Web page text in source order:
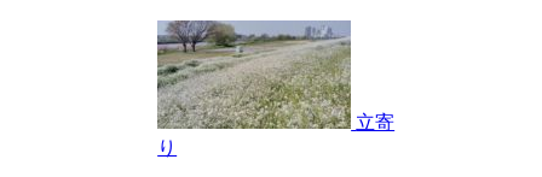
立寄
り